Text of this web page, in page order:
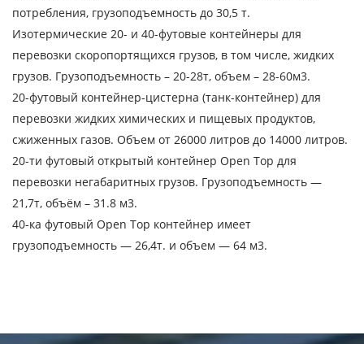
потребления, грузоподъемность до 30,5 т.
Изотермические 20- и 40-футовые контейнеры для
перевозки скоропортящихся грузов, в том числе, жидких
грузов. Грузоподъемность – 20-28т, объем – 28-60м3.
20-футовый контейнер-цистерна (танк-контейнер) для
перевозки жидких химических и пищевых продуктов,
сжиженных газов. Объем от 26000 литров до 14000 литров.
20-ти футовый открытый контейнер Open Top для
перевозки негабаритных грузов. Грузоподъемность —
21,7т, объём – 31.8 м3.
40-ка футовый Open Top контейнер имеет
грузоподъемность — 26,4т. и объем — 64 м3.